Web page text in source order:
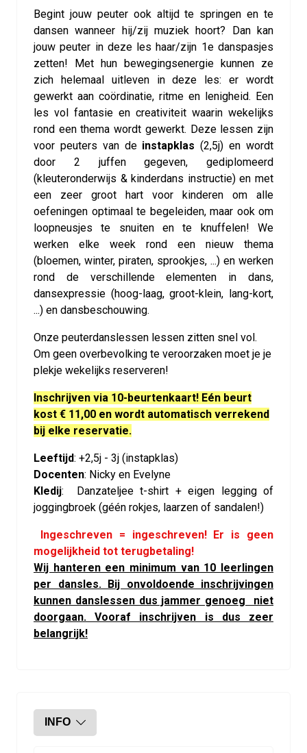
Begint jouw peuter ook altijd te springen en te
dansen wanneer hij/zij muziek hoort? Dan kan
jouw peuter in deze les haar/zijn 1e danspasjes
zetten! Met hun bewegingsenergie kunnen ze
zich helemaal uitleven in deze les: er wordt
gewerkt aan coördinatie, ritme en lenigheid. Een
les vol fantasie en creativiteit waarin wekelijks
rond een thema wordt gewerkt. Deze lessen zijn
voor peuters van de instapklas (2,5j) en wordt
door 2 juffen gegeven, gediplomeerd
(kleuteronderwijs & kinderdans instructie) en met
een zeer groot hart voor kinderen om alle
oefeningen optimaal te begeleiden, maar ook om
loopneusjes te snuiten en te knuffelen! We
werken elke week rond een nieuw thema
(bloemen, winter, piraten, sprookjes, ...) en werken
rond de verschillende elementen in dans,
dansexpressie (hoog-laag, groot-klein, lang-kort,
...) en dansbeschouwing.
Onze peuterdanslessen lessen zitten snel vol.
Om geen overbevolking te veroorzaken moet je je
plekje wekelijks reserveren!
Inschrijven via 10-beurtenkaart! Eén beurt
kost € 11,00 en wordt automatisch verrekend
bij elke reservatie.
Leeftijd: +2,5j - 3j (instapklas)
Docenten: Nicky en Evelyne
Kledij:
Danzateljee t-shirt + eigen legging of
joggingbroek (géén rokjes, laarzen of sandalen!)
Ingeschreven = ingeschreven! Er is geen
mogelijkheid tot terugbetaling!
Wij hanteren een minimum van 10 leerlingen
per dansles. Bij onvoldoende inschrijvingen
kunnen danslessen dus jammer genoeg niet
doorgaan. Vooraf inschrijven is dus zeer
belangrijk!
INFO